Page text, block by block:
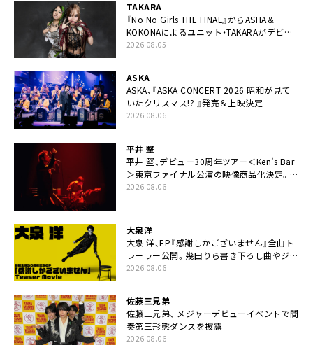
TAKARA
『No No Girls THE FINAL』からASHA＆
KOKONAによるユニット・TAKARAがデビュ
ー
2026.08.05
ASKA
ASKA、『ASKA CONCERT 2026 昭和が見て
いたクリスマス!? 』発売＆上映決定
2026.08.06
平井 堅
平井 堅、デビュー30周年ツアー＜Ken’s Bar
＞東京ファイナル公演の映像商品化決定。ブ
ックレットには平井堅のメッセージ掲載も
2026.08.06
大泉洋
大泉 洋、EP『感謝しかございません』全曲ト
レーラー公開。幾田りら書き下ろし曲やジャ
ズピアニスト・小曽根真による提供曲のレコ
2026.08.06
佐藤三兄弟
佐藤三兄弟、 メジャーデビューイベントで間
奏第三形態ダンスを披露
2026.08.06